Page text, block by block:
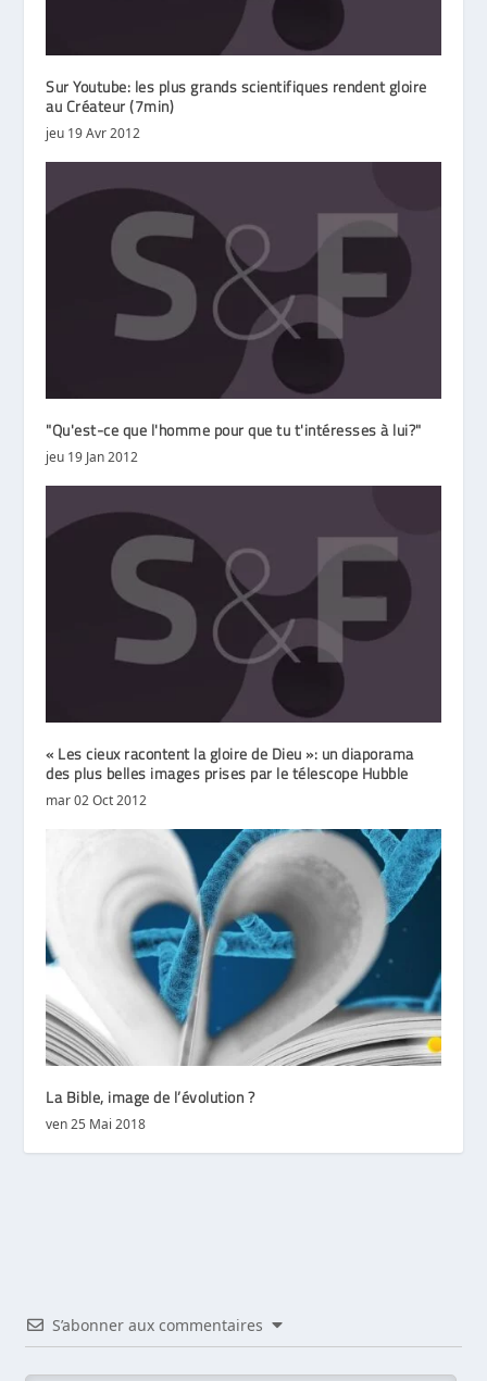
Sur Youtube: les plus grands scientifiques rendent gloire
au Créateur (7min)
jeu 19 Avr 2012
"Qu'est-ce que l'homme pour que tu t'intéresses à lui?"
jeu 19 Jan 2012
« Les cieux racontent la gloire de Dieu »: un diaporama
des plus belles images prises par le télescope Hubble
mar 02 Oct 2012
La Bible, image de l’évolution ?
ven 25 Mai 2018
S’abonner aux commentaires